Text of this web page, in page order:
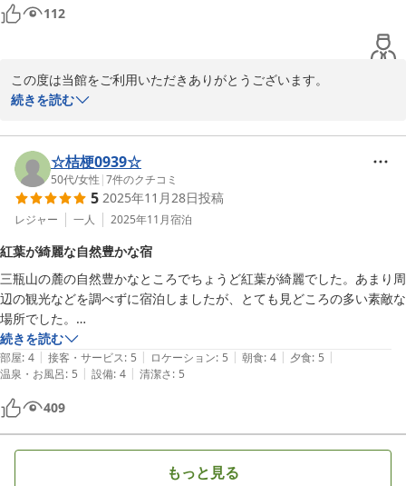
112
この度は当館をご利用いただきありがとうございます。
当館の露天風呂は男女合わせて16種類あり、釜や樽など色々な形の
湯船を巡るのも醍醐味のひとつです。「楽しい」と言っていただけ
て何よりの励みになります。
季節が変わると、お湯に浸かりながら見える景色もまた違った表情
スタッフ一同お待ちしております。
三瓶温泉 国民宿舎さんべ荘
2026-03-07
続きを読む
☆桔梗0939☆
50代/女性 |7件のクチコミ
5 2025年11月28日投稿
レジャー 一人 2025年11月宿泊
紅葉が綺麗な自然豊かな宿
三瓶山の麓の自然豊かなところでちょうど紅葉が綺麗でした。あまり周
辺の観光などを調べずに宿泊しましたが、とても見どころの多い素敵な
場所でした。
ひとり旅でしたので、シングルルームにしましたが、ダブルベッドで、
部屋も広く十分でした。部屋からの眺望が望めないのは、シングルルー
ムなので仕方ないと思いますし、窓の外には建物が見えますが特に圧迫
感などは感じず、問題ありませんでした。
夕食はしまね和牛の付いているプランにしましたが、お肉が柔らかく、
また味もとても美味しかったです。手打ちの三瓶そばや地元の食材を使
続きを読む
部屋: 4 | 接客・サービス: 5 | ロケーション: 5 | 朝食: 4 | 夕食: 5 |
温泉・お風呂: 5 | 設備: 4 | 清潔さ: 5
409
もっと見る